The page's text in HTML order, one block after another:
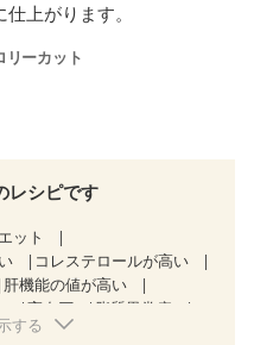
上がります。
リーカット
レシピです
ット
コレステロールが高い
肝機能の値が高い
高血圧
脂質異常症
梗塞
する